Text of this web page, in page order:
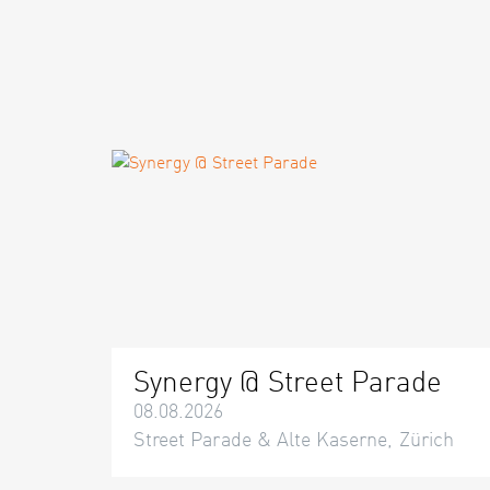
Synergy @ Street Parade
08.08.2026
Street Parade & Alte Kaserne, Zürich